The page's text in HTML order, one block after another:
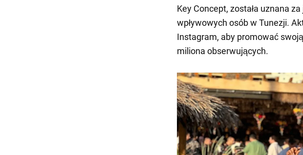
Key Concept, została uznana
wpływowych osób w Tunezji.
Instagram, aby promować
miliona obserwujących.